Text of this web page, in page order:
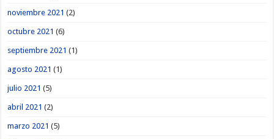
noviembre 2021 (2)
octubre 2021 (6)
septiembre 2021 (1)
agosto 2021 (1)
julio 2021 (5)
abril 2021 (2)
marzo 2021 (5)